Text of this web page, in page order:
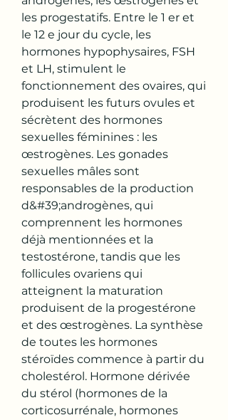
les progestatifs. Entre le 1 er et
le 12 e jour du cycle, les
hormones hypophysaires, FSH
et LH, stimulent le
fonctionnement des ovaires, qui
produisent les futurs ovules et
sécrètent des hormones
sexuelles féminines : les
œstrogènes. Les gonades
sexuelles mâles sont
responsables de la production
d&#39;androgènes, qui
comprennent les hormones
déjà mentionnées et la
testostérone, tandis que les
follicules ovariens qui
atteignent la maturation
produisent de la progestérone
et des œstrogènes. La synthèse
de toutes les hormones
stéroïdes commence à partir du
cholestérol. Hormone dérivée
du stérol (hormones de la
corticosurrénale, hormones